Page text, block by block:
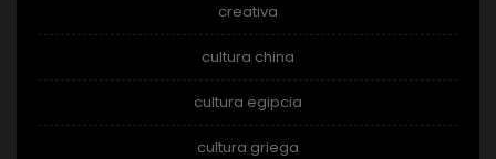
creativa
cultura china
cultura egipcia
cultura griega